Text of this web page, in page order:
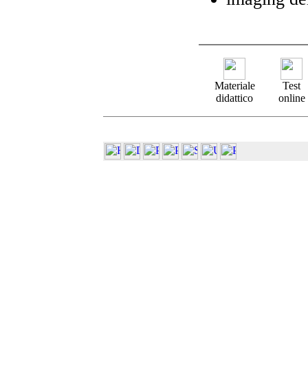
Materiale
didattico
Test
online